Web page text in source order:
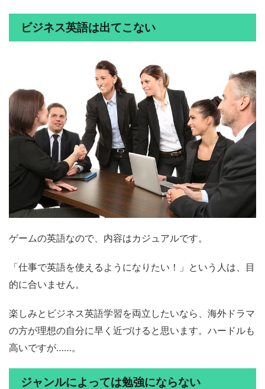
ビジネス英語は出てこない
ゲームの英語なので、内容はカジュアルです。
「仕事で英語を使えるようになりたい！」という人は、目
的に合いません。
楽しみとビジネス英語学習を両立したいなら、海外ドラマ
の方が理想の自分に早く近づけると思います。ハードルも
高いですが……。
ジャンルによっては勉強にならない